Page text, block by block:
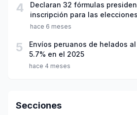
4
Declaran 32 fórmulas
inscripción para las
hace 6 meses
5
Envíos peruanos de helados
5.7% en el 2025
hace 4 meses
Secciones